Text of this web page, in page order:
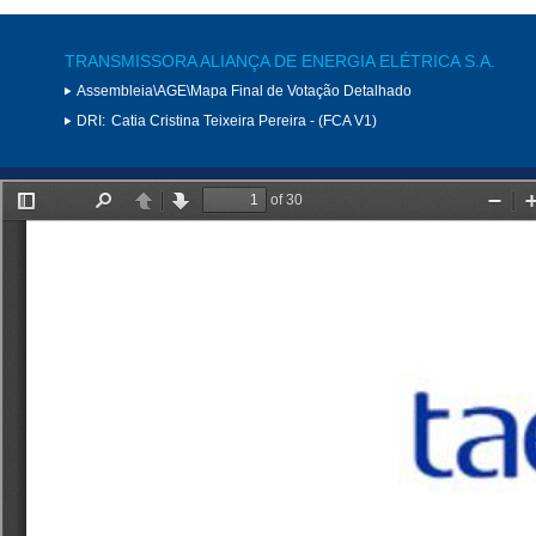
TRANSMISSORA ALIANÇA DE ENERGIA ELÉTRICA S.A.
Assembleia\AGE\Mapa Final de Votação Detalhado
DRI: Catia Cristina Teixeira Pereira - (FCA V1)